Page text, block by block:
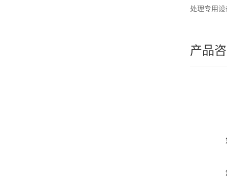
处理专用
产品